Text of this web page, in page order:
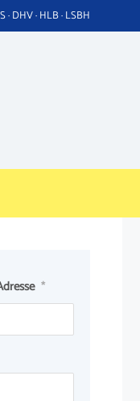
DHV · HLB · LSBH
*